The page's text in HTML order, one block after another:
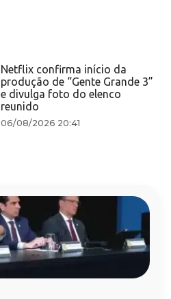
Netflix confirma início da
produção de “Gente Grande 3”
e divulga foto do elenco
reunido
06/08/2026 20:41